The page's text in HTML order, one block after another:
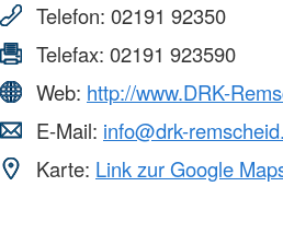
Telefon: 02191 92350
Telefax: 02191 923590
Web: http://www.DRK-
E-Mail: info@drk-
Karte: Link zur Google